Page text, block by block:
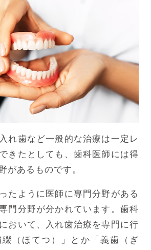
れ歯など一般的な治療は一定レ
きたとしても、歯科医師には得
があるものです。
たように医師に専門分野がある
門分野が分かれています。歯科
おいて、入れ歯治療を専門に行
（ほてつ）」とか「義歯（ぎ